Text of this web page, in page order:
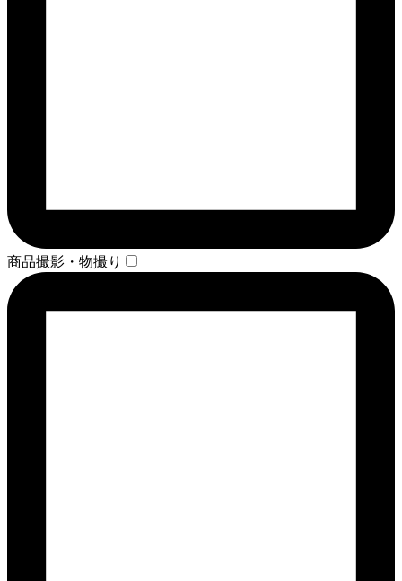
商品撮影・物撮り